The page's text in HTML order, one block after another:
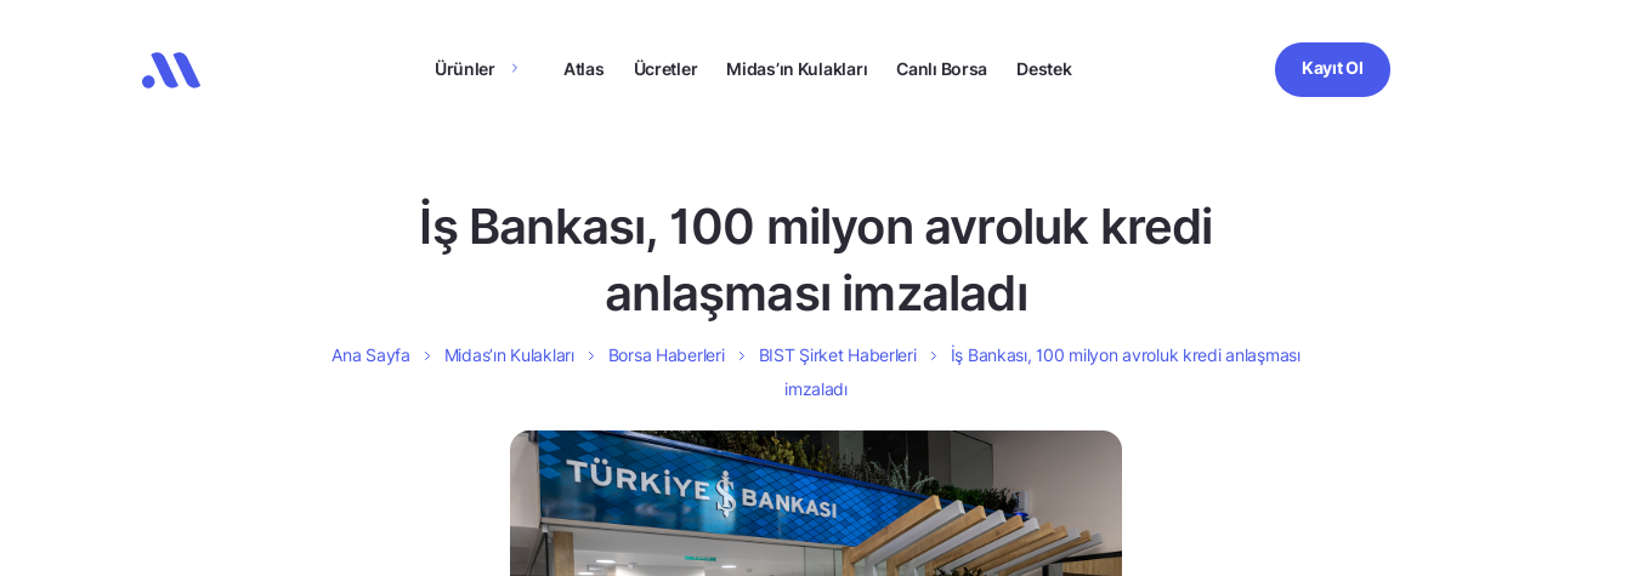
Ürünler Atlas Ücretler Midas’ın Kulakları Canlı Borsa Destek Kayıt Ol
İş Bankası, 100 milyon avroluk kredi
anlaşması imzaladı
Ana Sayfa Midas’ın Kulakları Borsa Haberleri BIST Şirket Haberleri
İş Bankası, 100 milyon avroluk kredi anlaşması
imzaladı